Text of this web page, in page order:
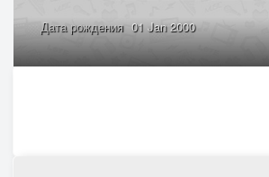
Дата рождения 01 Jan 2000